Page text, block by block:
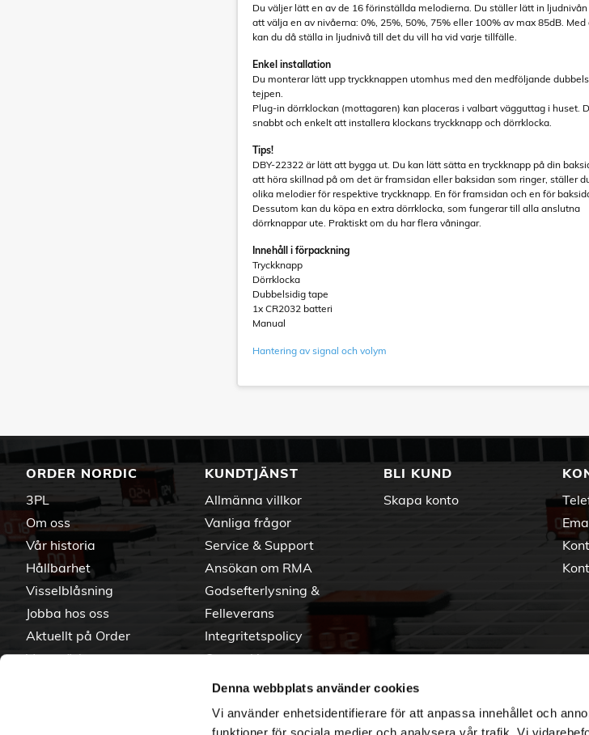
Denna webbplats använder cookies
Vi använder enhetsidentifierare för att anpassa innehållet och
Du väljer lätt en av de 16 förinställda melodierna. Du ställer lätt in
att välja en av nivåerna: 0%, 25%, 50%, 75% eller 100% av max 85dB. Med
kan du då ställa in ljudnivå till det du vill ha vid varje tillfälle.
Enkel installation
Du monterar lätt upp tryckknappen utomhus med den medföljande
tejpen.
Plug-in dörrklockan (mottagaren) kan placeras i valbart vägguttag i huset.
snabbt och enkelt att installera klockans tryckknapp och dörrklocka.
Tips!
DBY-22322 är lätt att bygga ut. Du kan lätt sätta en tryckknapp på din
att höra skillnad på om det är framsidan eller baksidan som ringer, ställer
olika melodier för respektive tryckknapp. En för framsidan och en för
Dessutom kan du köpa en extra dörrklocka, som fungerar till alla anslutna
dörrknappar ute. Praktiskt om du har flera våningar.
Innehåll i förpackning
Tryckknapp
Dörrklocka
Dubbelsidig tape
1x CR2032 batteri
Manual
Hantering av signal och volym
ORDER NORDIC
3PL
Om oss
Vår historia
Hållbarhet
Visselblåsning
Jobba hos oss
Aktuellt på Order
Varumärken
KUNDTJÄNST
Allmänna villkor
Vanliga frågor
Service & Support
Ansökan om RMA
Godsefterlysning &
Felleverans
Integritetspolicy
Om cookies
BLI KUND
Skapa konto